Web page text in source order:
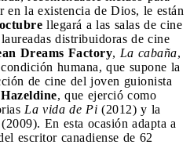
en la existencia de Dios, le están
llegará a las salas de cine
distribuidoras de cine
Dreams Factory, La cabaña,
humana, que supone la
de cine del joven guionista
, que ejerció como
La vida de Pi (2012) y la
(2009). En esta ocasión adapta a
escritor canadiense de 62